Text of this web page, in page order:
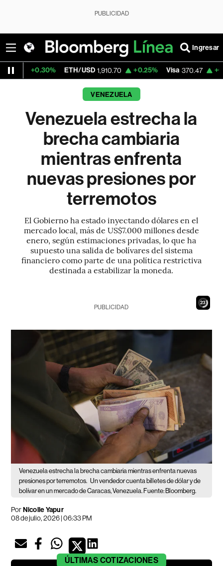
PUBLICIDAD
Ingresar
ETH/USD 1,910.70 +0.25% Visa 370.47 +0.52%
VENEZUELA
Venezuela estrecha la
brecha cambiaria
mientras enfrenta
nuevas presiones por
terremotos
El Gobierno ha estado inyectando dólares en el
mercado local, más de US$7.000 millones desde
enero, según estimaciones privadas, lo que ha
supuesto una salida de bolívares del sistema
financiero como parte de una política restrictiva
destinada a estabilizar la moneda.
21
PUBLICIDAD
Venezuela estrecha la brecha cambiaria mientras enfrenta nuevas
presiones por terremotos. Un vendedor cuenta billetes de dólar y de
bolívar en un mercado de Caracas, Venezuela. Fuente: Bloomberg.
PorNicolle Yapur
08 de julio, 2026 | 06:33 PM
ÚLTIMAS COTIZACIONES